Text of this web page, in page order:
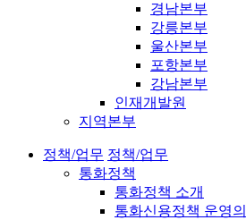
경남본부
강릉본부
울산본부
포항본부
강남본부
인재개발원
지역본부
정책/업무 정책/업무
통화정책
통화정책 소개
통화신용정책 운영